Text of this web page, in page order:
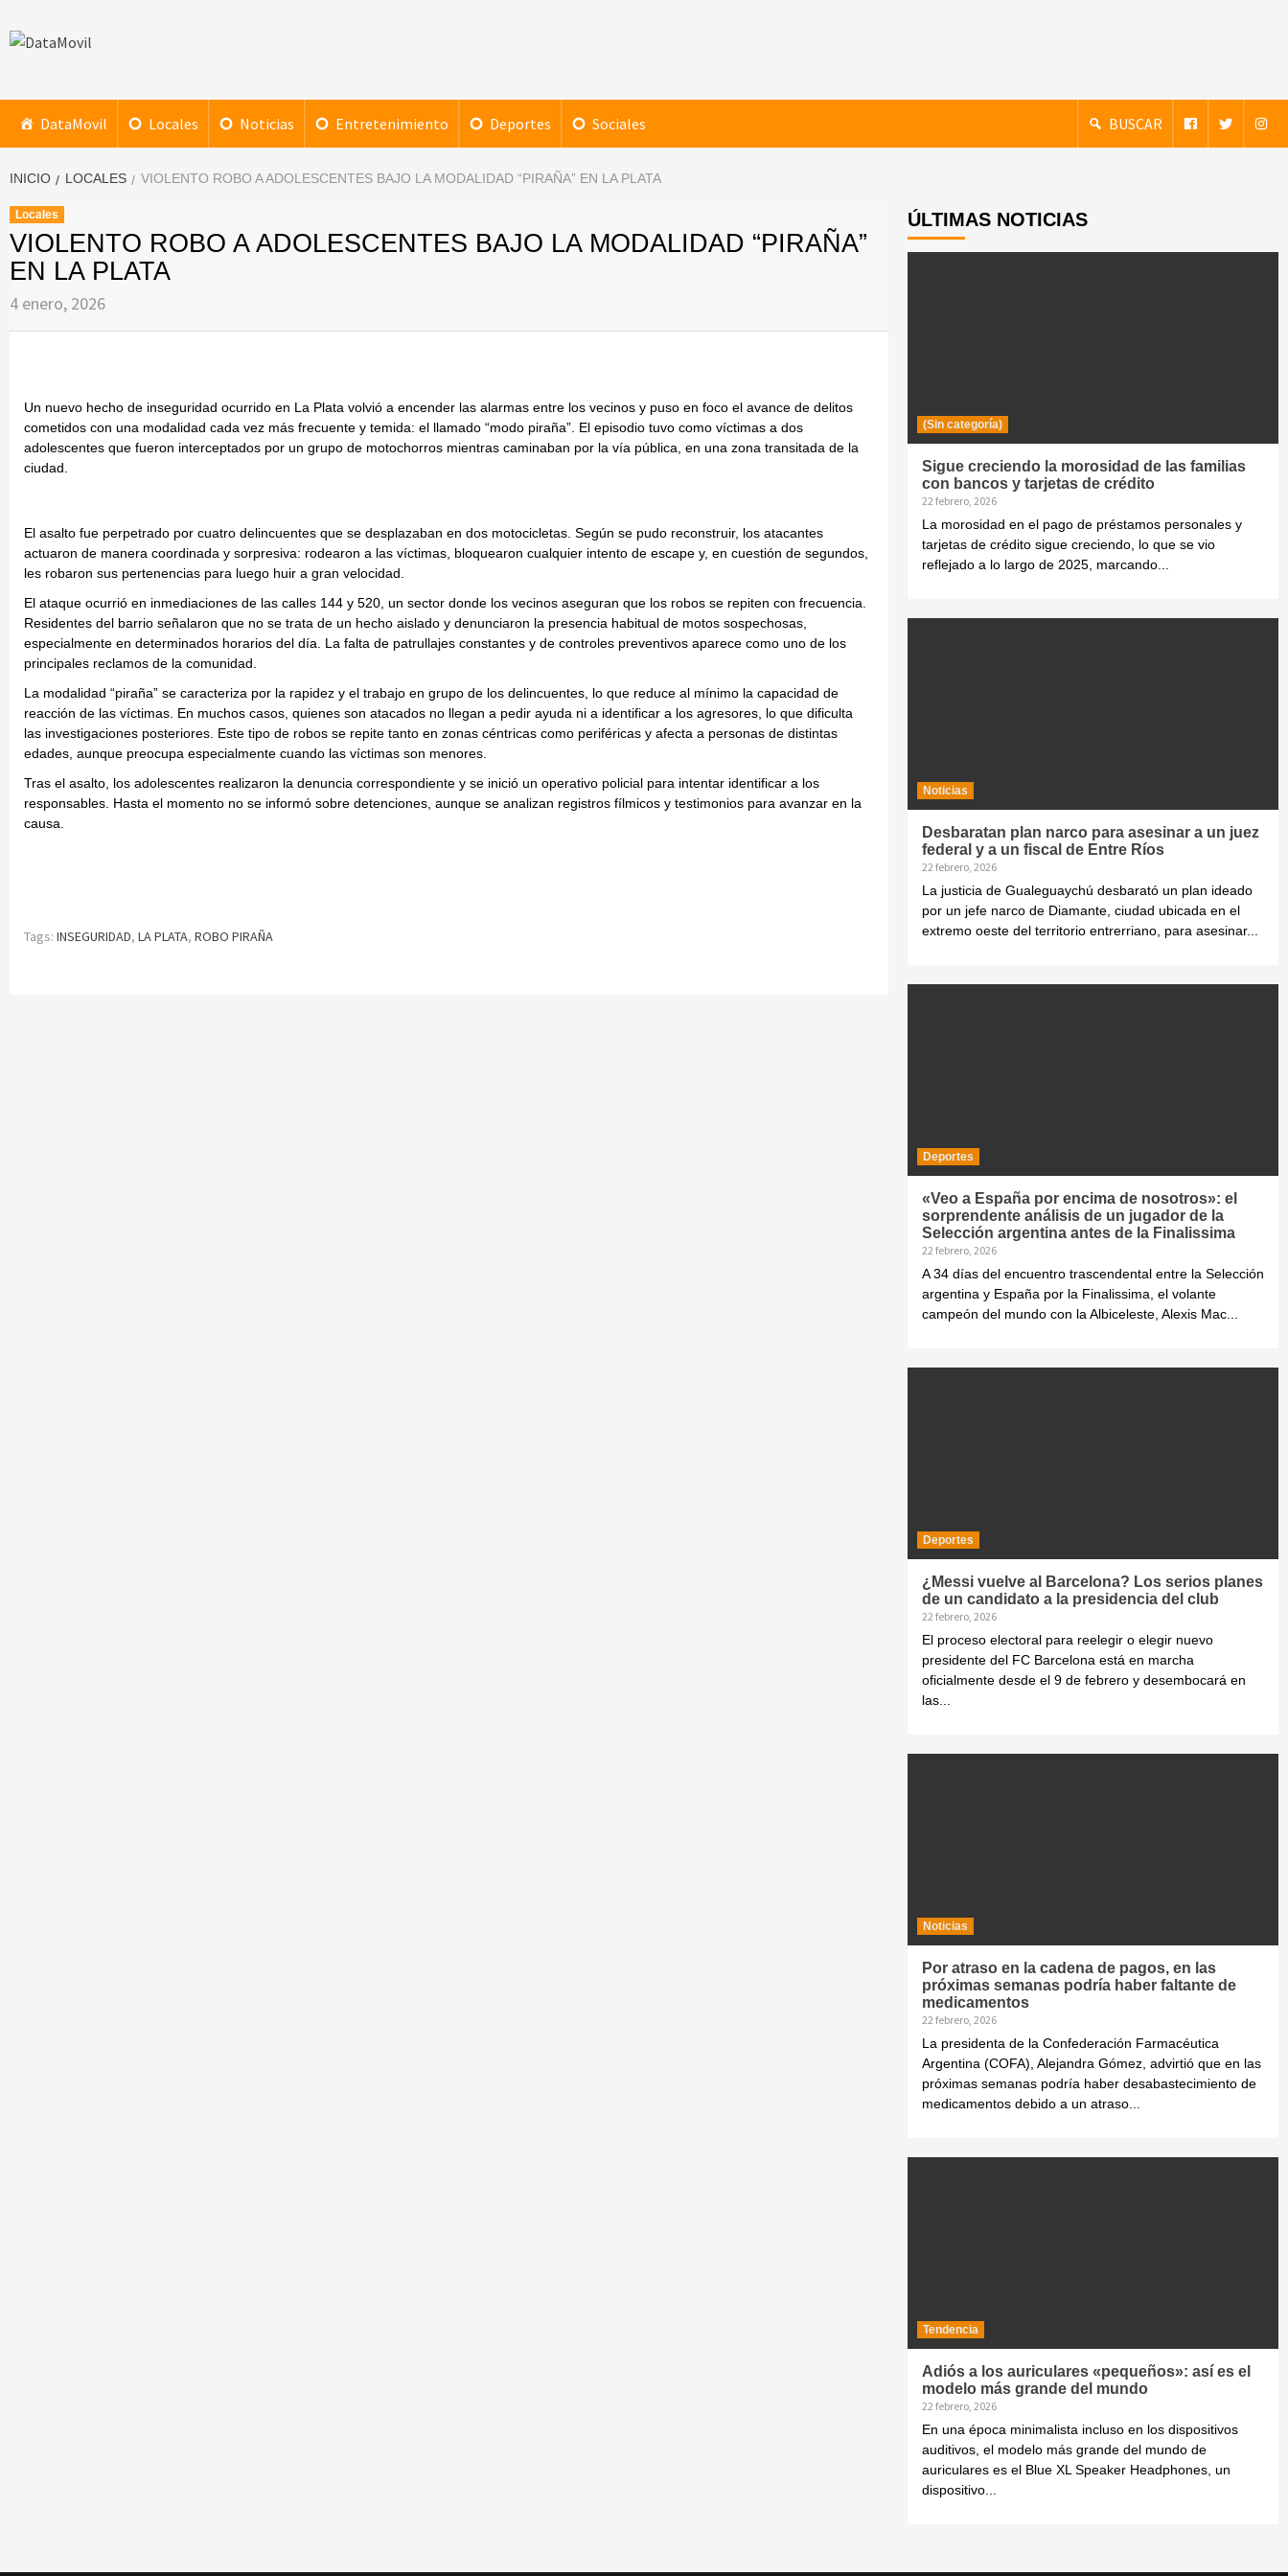
al
DataMovil
DataMovil Locales Noticias Entretenimiento Deportes Sociales BUSCAR
INICIO LOCALES VIOLENTO ROBO A ADOLESCENTES BAJO LA MODALIDAD “PIRAÑA” EN LA PLATA
Locales
VIOLENTO ROBO A ADOLESCENTES BAJO LA MODALIDAD “PIRAÑA”
EN LA PLATA
4 enero, 2026
Un nuevo hecho de inseguridad ocurrido en La Plata volvió a encender las alarmas entre los vecinos y puso en foco el avance de delitos
cometidos con una modalidad cada vez más frecuente y temida: el llamado “modo piraña”. El episodio tuvo como víctimas a dos
adolescentes que fueron interceptados por un grupo de motochorros mientras caminaban por la vía pública, en una zona transitada de la
ciudad.
El asalto fue perpetrado por cuatro delincuentes que se desplazaban en dos motocicletas. Según se pudo reconstruir, los atacantes
actuaron de manera coordinada y sorpresiva: rodearon a las víctimas, bloquearon cualquier intento de escape y, en cuestión de segundos,
les robaron sus pertenencias para luego huir a gran velocidad.
El ataque ocurrió en inmediaciones de las calles 144 y 520, un sector donde los vecinos aseguran que los robos se repiten con frecuencia.
Residentes del barrio señalaron que no se trata de un hecho aislado y denunciaron la presencia habitual de motos sospechosas,
especialmente en determinados horarios del día. La falta de patrullajes constantes y de controles preventivos aparece como uno de los
principales reclamos de la comunidad.
La modalidad “piraña” se caracteriza por la rapidez y el trabajo en grupo de los delincuentes, lo que reduce al mínimo la capacidad de
reacción de las víctimas. En muchos casos, quienes son atacados no llegan a pedir ayuda ni a identificar a los agresores, lo que dificulta
las investigaciones posteriores. Este tipo de robos se repite tanto en zonas céntricas como periféricas y afecta a personas de distintas
edades, aunque preocupa especialmente cuando las víctimas son menores.
Tras el asalto, los adolescentes realizaron la denuncia correspondiente y se inició un operativo policial para intentar identificar a los
responsables. Hasta el momento no se informó sobre detenciones, aunque se analizan registros fílmicos y testimonios para avanzar en la
causa.
Tags: INSEGURIDAD, LA PLATA, ROBO PIRAÑA
ÚLTIMAS NOTICIAS
(Sin categoría)
Sigue creciendo la morosidad de las familias
con bancos y tarjetas de crédito
22 febrero, 2026
La morosidad en el pago de préstamos personales y
tarjetas de crédito sigue creciendo, lo que se vio
reflejado a lo largo de 2025, marcando...
Noticias
Desbaratan plan narco para asesinar a un juez
federal y a un fiscal de Entre Ríos
22 febrero, 2026
La justicia de Gualeguaychú desbarató un plan ideado
por un jefe narco de Diamante, ciudad ubicada en el
extremo oeste del territorio entrerriano, para asesinar...
Deportes
«Veo a España por encima de nosotros»: el
sorprendente análisis de un jugador de la
Selección argentina antes de la Finalissima
22 febrero, 2026
A 34 días del encuentro trascendental entre la Selección
argentina y España por la Finalissima, el volante
campeón del mundo con la Albiceleste, Alexis Mac...
Deportes
¿Messi vuelve al Barcelona? Los serios planes
de un candidato a la presidencia del club
22 febrero, 2026
El proceso electoral para reelegir o elegir nuevo
presidente del FC Barcelona está en marcha
oficialmente desde el 9 de febrero y desembocará en
las...
Noticias
Por atraso en la cadena de pagos, en las
próximas semanas podría haber faltante de
medicamentos
22 febrero, 2026
La presidenta de la Confederación Farmacéutica
Argentina (COFA), Alejandra Gómez, advirtió que en las
próximas semanas podría haber desabastecimiento de
medicamentos debido a un atraso...
Tendencia
Adiós a los auriculares «pequeños»: así es el
modelo más grande del mundo
22 febrero, 2026
En una época minimalista incluso en los dispositivos
auditivos, el modelo más grande del mundo de
auriculares es el Blue XL Speaker Headphones, un
dispositivo...